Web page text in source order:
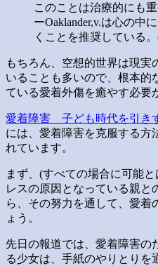
このことは治療的にも
ーOaklander,v.は心の中
くことを推奨している。
もちろん、空想的世界は現実
いることも多いので、根本的
ている愛着外傷を癒やす必要
愛着障害 子ども時代を引き
には、愛着障害を克服する方
れています。
まず、(すべての場合に可能
レスの原因となっている親と
ら、その努力を通して、愛着
ょう。
先日の報道では、愛着障害の
る少女は、手紙のやりとりを